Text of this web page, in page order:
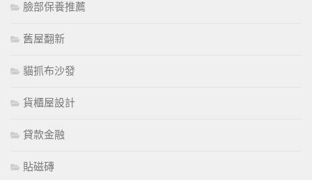
臉部保養推薦
舊屋翻新
貓抓布沙發
貨櫃屋設計
貸款金融
貼磁磚